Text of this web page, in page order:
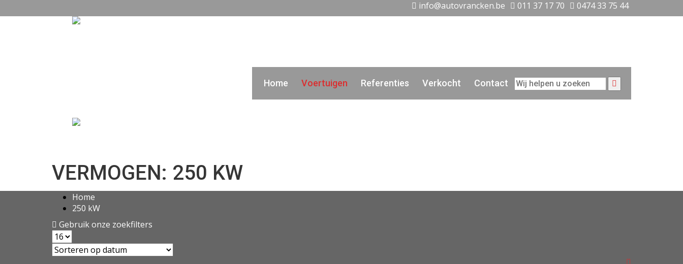
info@autovrancken.be 011 37 17 70 0474 33 75 44
Home Voertuigen Referenties Verkocht Contact
VERMOGEN: 250 KW
Home
250 kW
Gebruik onze zoekfilters